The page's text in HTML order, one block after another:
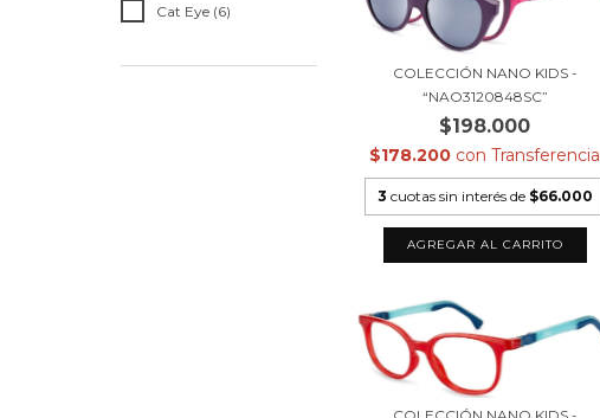
Cat Eye (6)
COLECCIÓN NANO KIDS -
“NAO3120848SC”
$198.000
$178.200 con Transferencia
3 cuotas sin interés de $66.000